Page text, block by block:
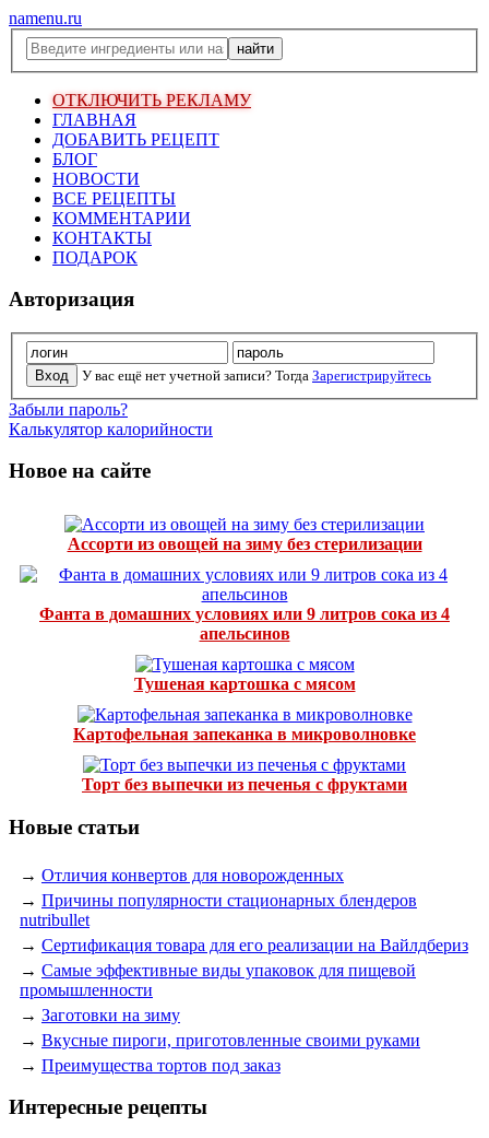
namenu.ru
ОТКЛЮЧИТЬ РЕКЛАМУ
ГЛАВНАЯ
ДОБАВИТЬ РЕЦЕПТ
БЛОГ
НОВОСТИ
ВСЕ РЕЦЕПТЫ
КОММЕНТАРИИ
КОНТАКТЫ
ПОДАРОК
Авторизация
У вас ещё нет учетной записи? Тогда Зарегистрируйтесь
Забыли пароль?
Калькулятор калорийности
Новое на сайте
Ассорти из овощей на зиму без стерилизации
Фанта в домашних условиях или 9 литров сока из 4
апельсинов
Тушеная картошка с мясом
Картофельная запеканка в микроволновке
Торт без выпечки из печенья с фруктами
Новые статьи
→ Отличия конвертов для новорожденных
→ Причины популярности стационарных блендеров
nutribullet
→ Сертификация товара для его реализации на Вайлдбериз
→ Самые эффективные виды упаковок для пищевой
промышленности
→ Заготовки на зиму
→ Вкусные пироги, приготовленные своими руками
→ Преимущества тортов под заказ
Интересные рецепты